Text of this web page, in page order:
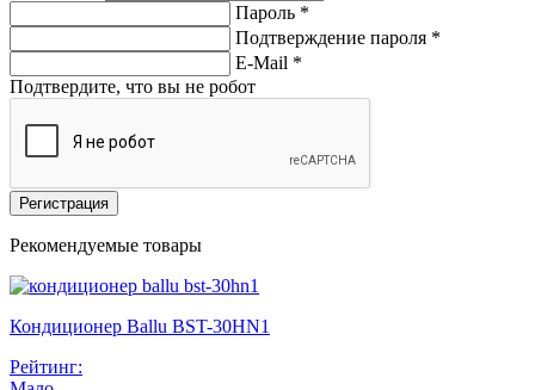
Пароль *
Подтверждение пароля *
E-Mail *
Подтвердите, что вы не робот
Регистрация
Рекомендуемые товары
Кондиционер Ballu BST-30HN1
Рейтинг: